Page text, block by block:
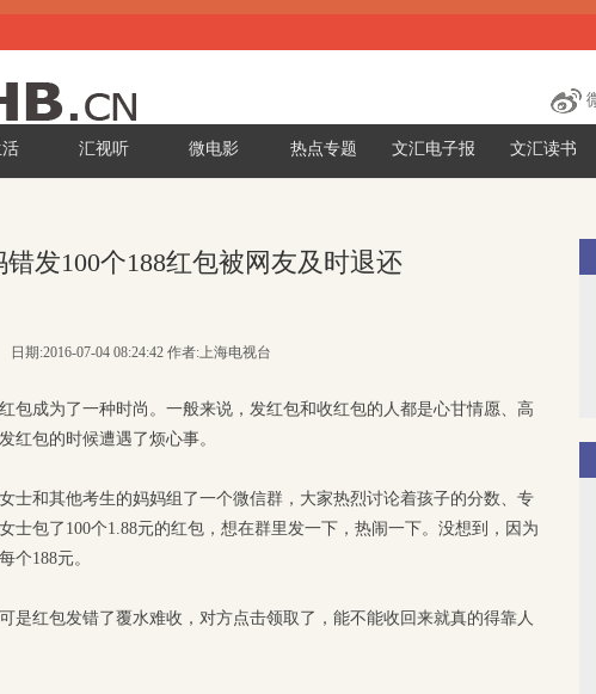
汇视听 微电影 热点专题 文汇电子报 文汇读书
错发100个188红包被网友及时退还
日期:2016-07-04 08:24:42 作者:上海电视台
包成为了一种时尚。一般来说，发红包和收红包的人都是心甘情愿、高
红包的时候遭遇了烦心事。
士和其他考生的妈妈组了一个微信群，大家热烈讨论着孩子的分数、专
士包了100个1.88元的红包，想在群里发一下，热闹一下。没想到，因为
个188元。
是红包发错了覆水难收，对方点击领取了，能不能收回来就真的得靠人